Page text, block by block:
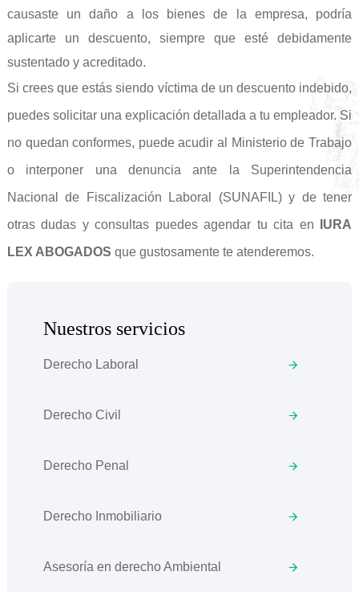
causaste un daño a los bienes de la empresa, podría
aplicarte un descuento, siempre que esté debidamente
sustentado y acreditado.
Si crees que estás siendo víctima de un descuento indebido,
puedes solicitar una explicación detallada a tu empleador. Si
no quedan conformes, puede acudir al Ministerio de Trabajo
o interponer una denuncia ante la Superintendencia
Nacional de Fiscalización Laboral (SUNAFIL) y de tener
otras dudas y consultas puedes agendar tu cita en
IURA
LEX ABOGADOS que gustosamente te atenderemos.
Nuestros servicios
Derecho Laboral
Derecho Civil
Derecho Penal
Derecho Inmobiliario
Asesoría en derecho Ambiental